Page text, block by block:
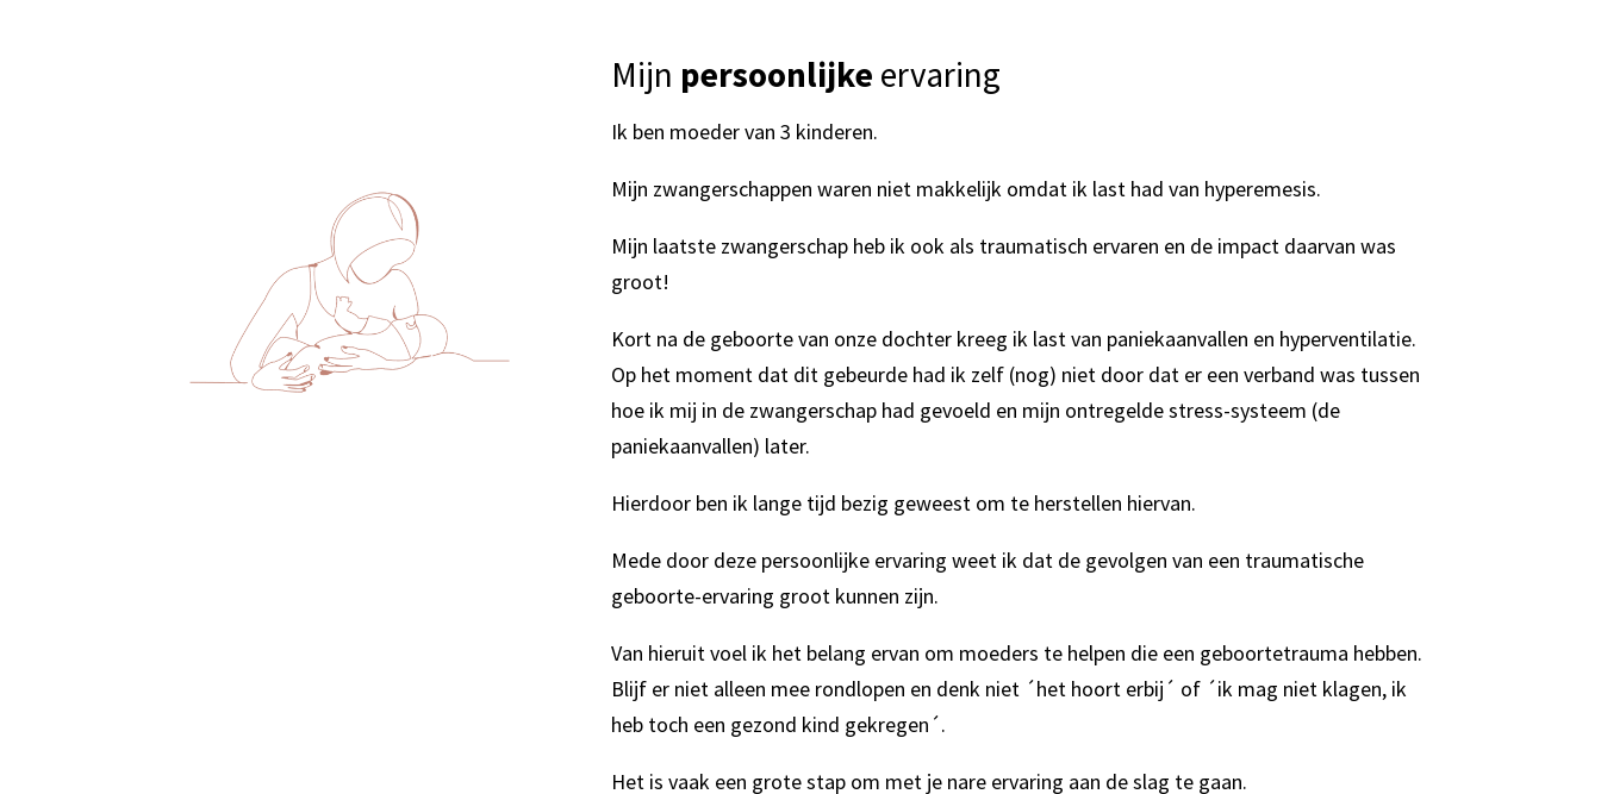
Mijn persoonlijke ervaring
Ik ben moeder van 3 kinderen.
Mijn zwangerschappen waren niet makkelijk omdat ik last had van hyperemesis.
Mijn laatste zwangerschap heb ik ook als traumatisch ervaren en de impact daarvan was
groot!
Kort na de geboorte van onze dochter kreeg ik last van paniekaanvallen en hyperventilatie.
Op het moment dat dit gebeurde had ik zelf (nog) niet door dat er een verband was tussen
hoe ik mij in de zwangerschap had gevoeld en mijn ontregelde stress-systeem (de
paniekaanvallen) later.
Hierdoor ben ik lange tijd bezig geweest om te herstellen hiervan.
Mede door deze persoonlijke ervaring weet ik dat de gevolgen van een traumatische
geboorte-ervaring groot kunnen zijn.
Van hieruit voel ik het belang ervan om moeders te helpen die een geboortetrauma hebben.
Blijf er niet alleen mee rondlopen en denk niet ´het hoort erbij´ of ´ik mag niet klagen, ik
heb toch een gezond kind gekregen´.
Het is vaak een grote stap om met je nare ervaring aan de slag te gaan.